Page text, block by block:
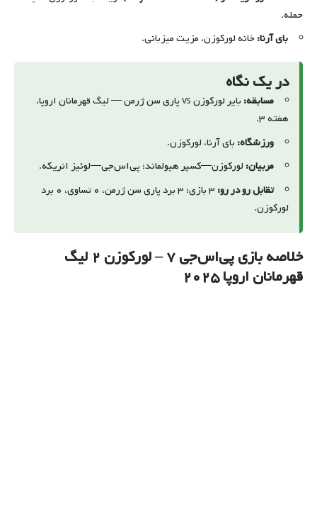
حمله.
بای آرنا:خانه لورکوزن، مزیت میزبانی.
در یک نگاه
مسابقه:
بایر لورکوزن vs پاری سن ژرمن — لیگ قهرمانان اروپا،
هفته ۳.
ورزشگاه: بای آرنا، لورکوزن.
مربیان: لورکوزن—کسپر هیولماند؛ پی‌اس‌جی—لوئیز انریکه.
تقابل رو در رو:
۳ بازی: ۳ برد پاری سن ژرمن، ۰ تساوی، ۰ برد
لورکوزن.
خلاصه بازی پی‌اس‌جی۷– لورکوزن ۲ لیگ
قهرمانان اروپا ۲۰۲۵